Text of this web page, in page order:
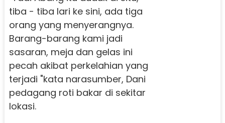
tiba - tiba lari ke sini, ada tiga
orang yang menyerangnya.
Barang-barang kami jadi
sasaran, meja dan gelas ini
pecah akibat perkelahian yang
terjadi "kata narasumber, Dani
pedagang roti bakar di sekitar
lokasi.